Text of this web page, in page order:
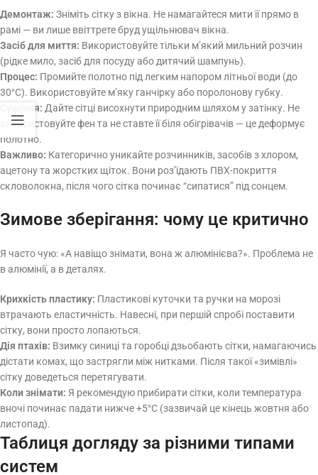
Демонтаж: Зніміть сітку з вікна. Не намагайтеся мити її прямо в
рамі — ви лише ввіттрете бруд ущільнювач вікна.
Засіб для миття: Використовуйте тільки м’який мильний розчин
(рідке мило, засіб для посуду або дитячий шампунь).
Процес: Промийте полотно під легким напором літньої води (до
30°C). Використовуйте м’яку ганчірку або поролонову губку.
Сушіння: Дайте сітці висохнути природним шляхом у затінку. Не
використовуйте фен та не ставте її біля обігрівачів — це деформує
полотно.
Важливо: Категорично уникайте розчинників, засобів з хлором,
ацетону та жорстких щіток. Вони роз’їдають ПВХ-покриття
скловолокна, після чого сітка починає “сипатися” під сонцем.
Зимове зберігання: чому це критично
Я часто чую: «А навіщо знімати, вона ж алюмінієва?». Проблема не
в алюмінії, а в деталях.
Крихкість пластику: Пластикові куточки та ручки на морозі
втрачають еластичність. Навесні, при першій спробі поставити
сітку, вони просто лопаються.
Дія птахів: Взимку синиці та горобці дзьобають сітки, намагаючись
дістати комах, що застрягли між нитками. Після такої «зимівлі»
сітку доведеться перетягувати.
Коли знімати: Я рекомендую прибирати сітки, коли температура
вночі починає падати нижче +5°C (зазвичай це кінець жовтня або
листопад).
Таблиця догляду за різними типами
систем